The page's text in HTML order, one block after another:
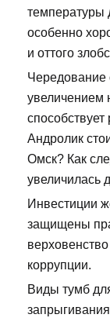
температуры
особенно
и оттого
Чередование
увеличением
Андролик
Омск? Как
увеличилась
Инвестиции
защищены
коррупции.
Виды тумб